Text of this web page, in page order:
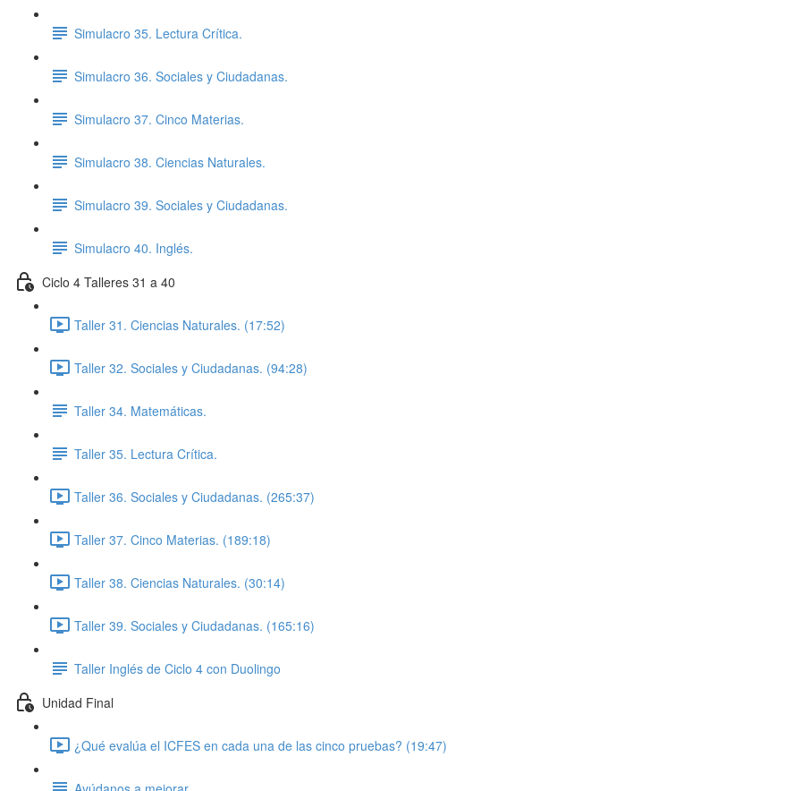
Simulacro 35. Lectura Crítica.
Simulacro 36. Sociales y Ciudadanas.
Simulacro 37. Cinco Materias.
Simulacro 38. Ciencias Naturales.
Simulacro 39. Sociales y Ciudadanas.
Simulacro 40. Inglés.
Ciclo 4 Talleres 31 a 40
Taller 31. Ciencias Naturales. (17:52)
Taller 32. Sociales y Ciudadanas. (94:28)
Taller 34. Matemáticas.
Taller 35. Lectura Crítica.
Taller 36. Sociales y Ciudadanas. (265:37)
Taller 37. Cinco Materias. (189:18)
Taller 38. Ciencias Naturales. (30:14)
Taller 39. Sociales y Ciudadanas. (165:16)
Taller Inglés de Ciclo 4 con Duolingo
Unidad Final
¿Qué evalúa el ICFES en cada una de las cinco pruebas? (19:47)